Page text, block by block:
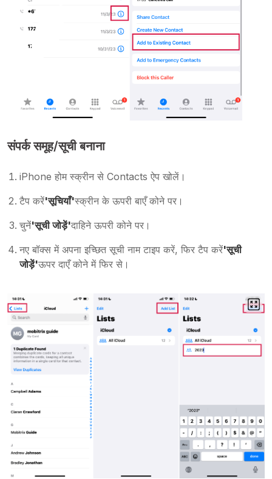
संपर्क समूह/सूची बनाना
iPhone होम स्क्रीन से Contacts ऐप खोलें।
टैप करें'सूचियाँ'स्क्रीन के ऊपरी बाएँ कोने पर।
चुनें'सूची जोड़ें'दाहिने ऊपरी कोने पर।
नए बॉक्स में अपना इच्छित सूची नाम टाइप करें, फिर टैप करें'सूची
जोड़ें'ऊपर दाएँ कोने में फिर से।